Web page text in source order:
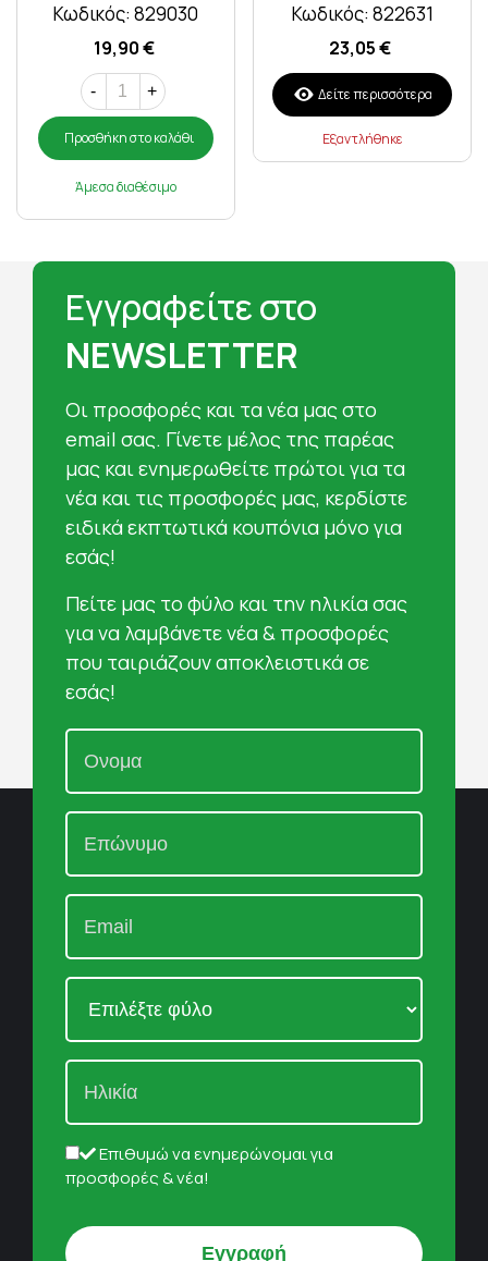
Κωδικός: 829030
19,90 €
- +
Προσθήκη στο καλάθι
Άμεσα διαθέσιμο
Κωδικός: 822631
23,05 €
Δείτε περισσότερα
Εξαντλήθηκε
Εγγραφείτε στο
NEWSLETTER
Oι προσφορές και τα νέα μας στο
email σας. Γίνετε μέλος της παρέας
μας και ενημερωθείτε πρώτοι για τα
νέα και τις προσφορές μας, κερδίστε
ειδικά εκπτωτικά κουπόνια μόνο για
εσάς!
Πείτε μας το φύλο και την ηλικία σας
για να λαμβάνετε νέα & προσφορές
που ταιριάζουν αποκλειστικά σε
εσάς!
Επιθυμώ να ενημερώνομαι για
προσφορές & νέα!